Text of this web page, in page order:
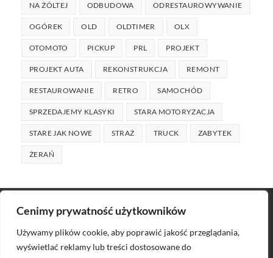
Cenimy prywatność użytkowników
Używamy plików cookie, aby poprawić jakość przeglądania,
wyświetlać reklamy lub treści dostosowane do
NA ŻÓLTEJ ODBUDOWA ODRESTAUROWYWANIE
OGÓREK OLD OLDTIMER OLX
OTOMOTO PICKUP PRL PROJEKT
PROJEKT AUTA REKONSTRUKCJA REMONT
RESTAUROWANIE RETRO SAMOCHÓD
SPRZEDAJEMY KLASYKI STARA MOTORYZACJA
STARE JAK NOWE STRAŻ TRUCK ZABYTEK
ŻERAŃ